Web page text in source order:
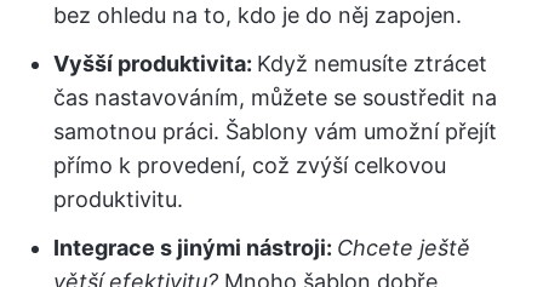
bez ohledu na to, kdo je do něj zapojen.
Vyšší produktivita: Když nemusíte ztrácet
čas nastavováním, můžete se soustředit na
samotnou práci. Šablony vám umožní přejít
přímo k provedení, což zvýší celkovou
produktivitu.
Integrace s jinými nástroji: Chcete ještě
větší efektivitu? Mnoho šablon dobře